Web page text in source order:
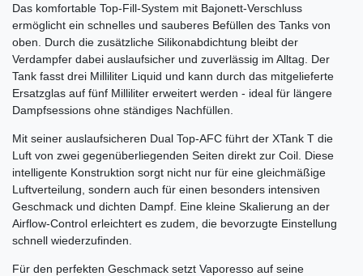
Das komfortable Top-Fill-System mit Bajonett-Verschluss
ermöglicht ein schnelles und sauberes Befüllen des Tanks von
oben. Durch die zusätzliche Silikonabdichtung bleibt der
Verdampfer dabei auslaufsicher und zuverlässig im Alltag. Der
Tank fasst drei Milliliter Liquid und kann durch das mitgelieferte
Ersatzglas auf fünf Milliliter erweitert werden - ideal für längere
Dampfsessions ohne ständiges Nachfüllen.
Mit seiner auslaufsicheren Dual Top-AFC führt der XTank T die
Luft von zwei gegenüberliegenden Seiten direkt zur Coil. Diese
intelligente Konstruktion sorgt nicht nur für eine gleichmäßige
Luftverteilung, sondern auch für einen besonders intensiven
Geschmack und dichten Dampf. Eine kleine Skalierung an der
Airflow-Control erleichtert es zudem, die bevorzugte Einstellung
schnell wiederzufinden.
Für den perfekten Geschmack setzt Vaporesso auf seine